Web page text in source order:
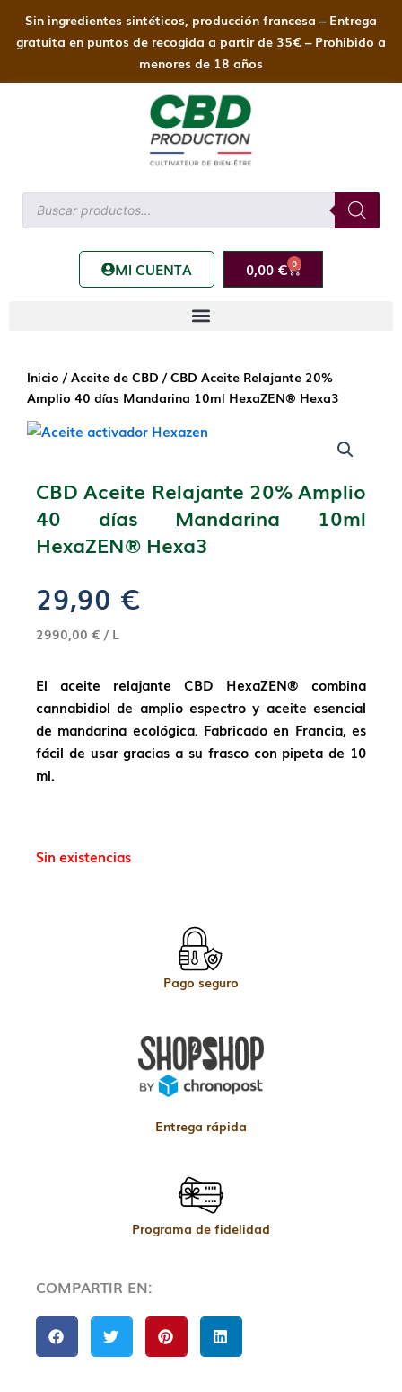
contenido
Sin ingredientes sintéticos, producción francesa – Entrega
gratuita en puntos de recogida a partir de 35€ – Prohibido a
menores de 18 años
MI CUENTA 0,00 € 0
Carrito
Inicio /Aceite de CBD / CBD Aceite Relajante 20%
Amplio 40 días Mandarina 10ml HexaZEN® Hexa3
CBD Aceite Relajante 20% Amplio
40 días Mandarina 10ml
HexaZEN® Hexa3
29,90 €
2990,00 € / L
El aceite relajante CBD HexaZEN® combina
cannabidiol de amplio espectro y aceite esencial
de mandarina ecológica. Fabricado en Francia, es
fácil de usar gracias a su frasco con pipeta de 10
ml.
Sin existencias
Pago seguro
Entrega rápida
Programa de fidelidad
COMPARTIR EN: